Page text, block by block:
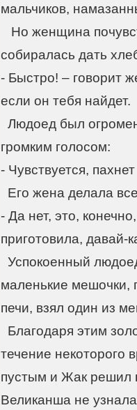
мальчиков,
Но женщина
собиралась дать
- Быстро! – говорит
если он тебя найдет.
Людоед был
громким голосом:
- Чувствуется,
Его жена делала
- Да нет, это,
приготовила, давай-
Успокоенный
маленькие мешочки,
печи, взял один из
Благодаря этим
течение
пустым и Жак решил
Великанша не